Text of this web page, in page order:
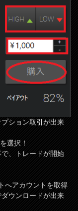
ション取引が出来
選択！
、トレードが開始
へアカウントを取得
ウンロードが出来